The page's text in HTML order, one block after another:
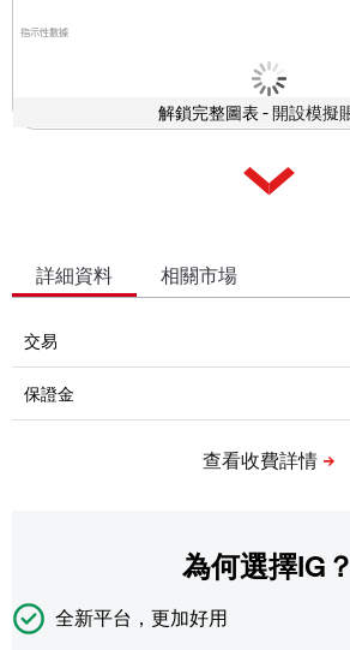
指示性數據
解鎖完整圖表 -
詳細資料 相關市場
為何選擇IG？
全新平台，更加好用